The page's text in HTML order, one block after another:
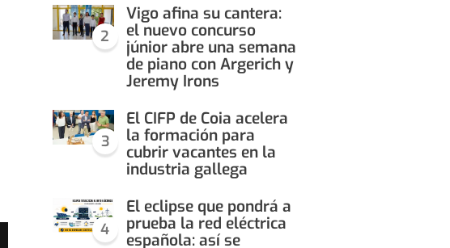
2
Vigo afina su cantera:
el nuevo concurso
júnior abre una semana
de piano con Argerich y
Jeremy Irons
3
El CIFP de Coia acelera
la formación para
cubrir vacantes en la
industria gallega
4
El eclipse que pondrá a
prueba la red eléctrica
española: así se